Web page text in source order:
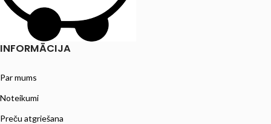
INFORMĀCIJA
Par mums
Noteikumi
Preču atgriešana